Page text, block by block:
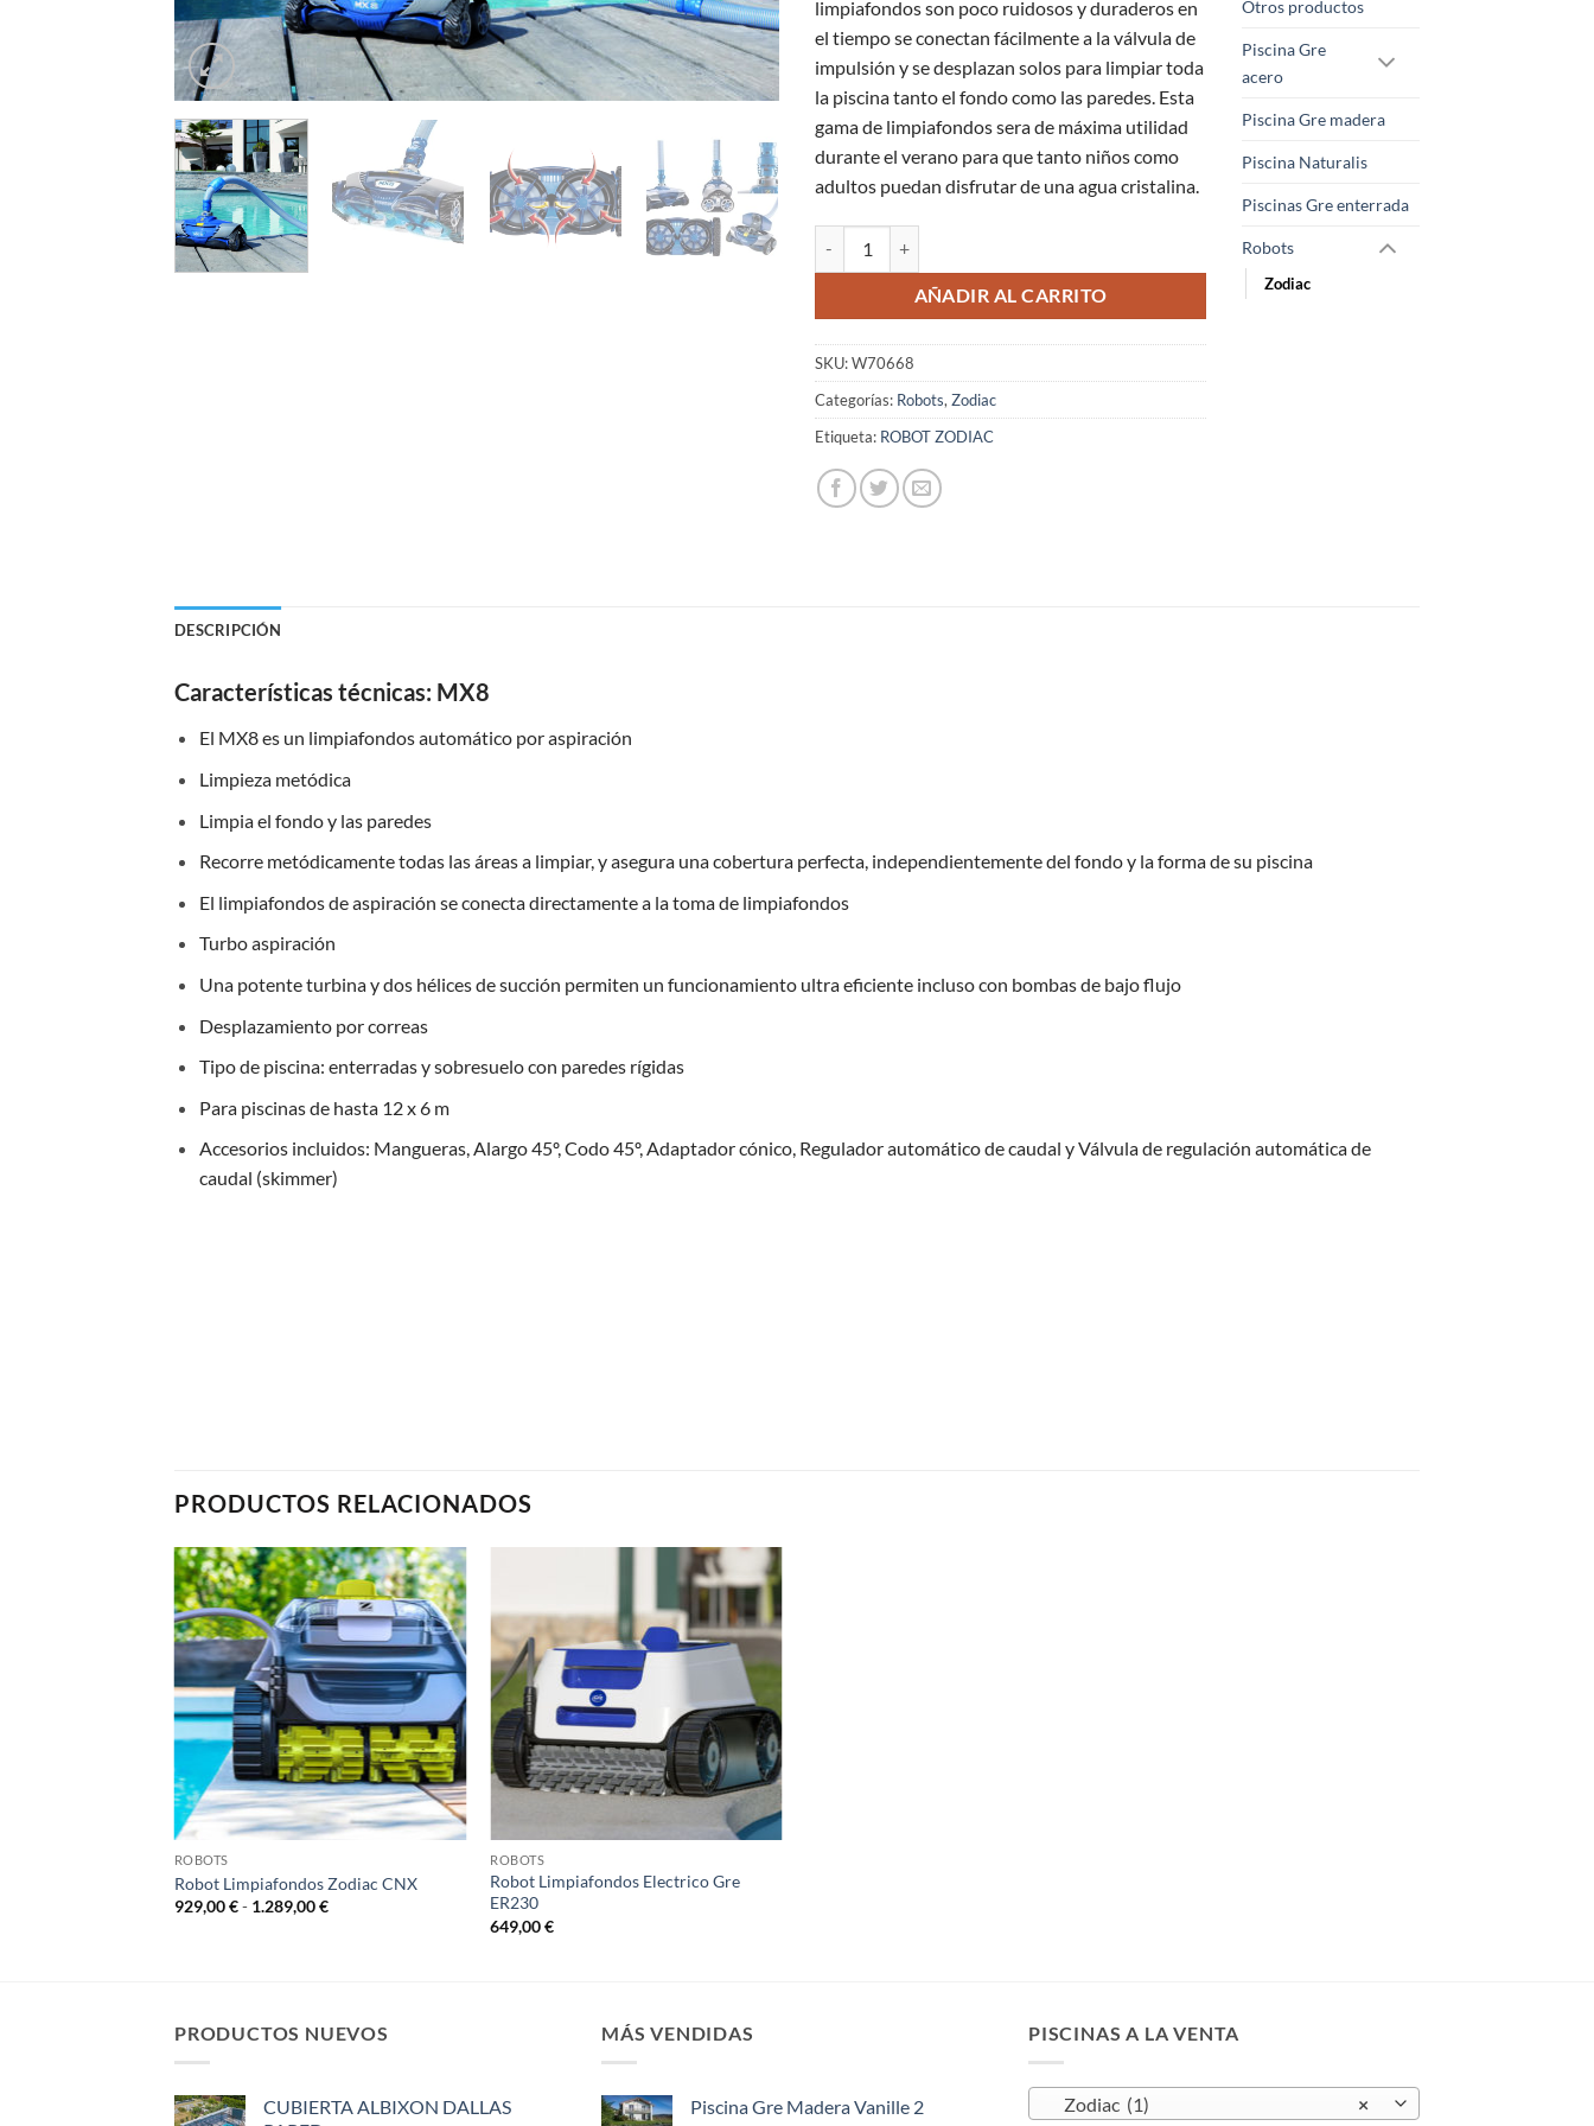
limpiafondos son poco ruidosos y duraderos en
el tiempo se conectan fácilmente a la válvula de
impulsión y se desplazan solos para limpiar toda
la piscina tanto el fondo como las paredes. Esta
gama de limpiafondos sera de máxima utilidad
durante el verano para que tanto niños como
adultos puedan disfrutar de una agua cristalina.
AÑADIR AL CARRITO
SKU:W70668
Categorías: Robots, Zodiac
Etiqueta: ROBOT ZODIAC
Otros productos
Piscina Gre
acero
Piscina Gre madera
Piscina Naturalis
Piscinas Gre enterrada
Robots
Zodiac
DESCRIPCIÓN
Características técnicas: MX8
El MX8 es un limpiafondos automático por aspiración
Limpieza metódica
Limpia el fondo y las paredes
Recorre metódicamente todas las áreas a limpiar, y asegura una cobertura perfecta, independientemente del fondo y la forma de su piscina
El limpiafondos de aspiración se conecta directamente a la toma de limpiafondos
Turbo aspiración
Una potente turbina y dos hélices de succión permiten un funcionamiento ultra eficiente incluso con bombas de bajo flujo
Desplazamiento por correas
Tipo de piscina: enterradas y sobresuelo con paredes rígidas
Para piscinas de hasta 12 x 6 m
Accesorios incluidos: Mangueras, Alargo 45º, Codo 45º, Adaptador cónico, Regulador automático de caudal y Válvula de regulación automática de
caudal (skimmer)
PRODUCTOS RELACIONADOS
ROBOTS
Robot Limpiafondos Zodiac CNX
929,00€- 1.289,00€Rango
ROBOTS
Robot Limpiafondos Electrico Gre
ER230
649,00€
PRODUCTOS NUEVOS
CUBIERTA ALBIXON DALLAS
MÁS VENDIDAS
Piscina Gre Madera Vanille 2
PISCINAS A LA VENTA
×
Zodiac (1)